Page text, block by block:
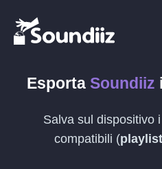
Esporta Soundiiz
Salva sul dispositivo
compatibili (playlist